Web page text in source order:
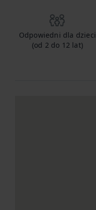
Odpowiedni dla dzieci
(od 2 do 12 lat)